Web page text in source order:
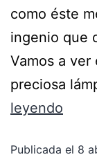
como éste
ingenio que
Vamos a ver
preciosa
leyendo
Publicada el 8